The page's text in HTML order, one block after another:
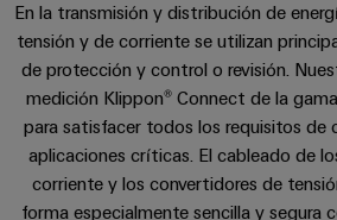
Soluciones
y
para
sistemas
de
almacenamiento
de
energía
(ESS)
de
conexión
PUSH
IN
u-
OS
de
paso
para
cables
y
componentes
Consultoría
e
ingeniería
digital
Connectivity
Ubicaciones
Información
de
gestión
y
certificados
Subscripción
al
Newsletter
Planificación / Instalación /
Características destacadas de
Vídeo
En la transmisión y distribución de
tensión y de corriente se utilizan
de protección y control o revisión.
medición Klippon® Connect de la
para satisfacer todos los requisitos de
aplicaciones críticas. El cableado de
corriente y los convertidores de
forma especialmente sencilla y segura